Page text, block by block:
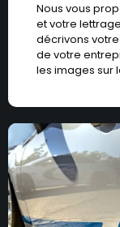
Nous vous
et votre
décrivons
de votre
les images sur